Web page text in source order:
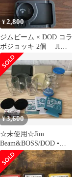
¥2,800
ジムビーム × DOD コラ
ボジョッキ 2個 JIM
BEAM
¥3,600
☆未使用☆Jim
Beam&BOSS/DOD •コ
ラボグッズ/12点☆